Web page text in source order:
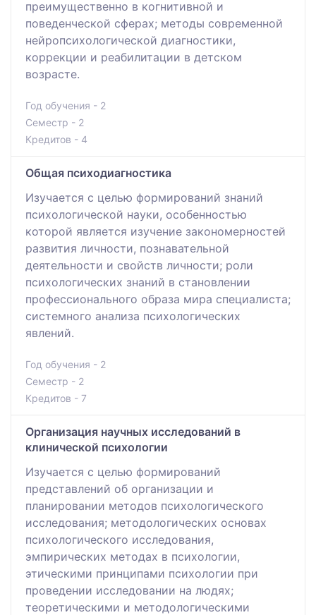
преимущественно в когнитивной и
поведенческой сферах; методы современной
нейропсихологической диагностики,
коррекции и реабилитации в детском
возрасте.
Год обучения - 2
Семестр - 2
Кредитов - 4
Общая психодиагностика
Изучается с целью формирований знаний
психологической науки, особенностью
которой является изучение закономерностей
развития личности, познавательной
деятельности и свойств личности; роли
психологических знаний в становлении
профессионального образа мира специалиста;
системного анализа психологических
явлений.
Год обучения - 2
Семестр - 2
Кредитов - 7
Организация научных исследований в
клинической психологии
Изучается с целью формирований
представлений об организации и
планировании методов психологического
исследования; методологических основах
психологического исследования,
эмпирических методах в психологии,
этическими принципами психологии при
проведении исследовании на людях;
теоретическими и методологическими